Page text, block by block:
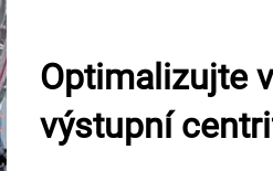
Optimalizujte
výstupní